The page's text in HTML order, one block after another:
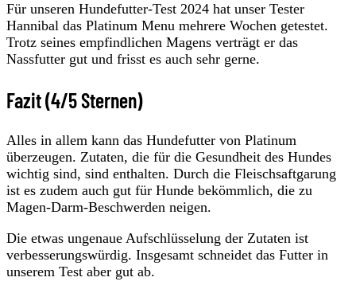
Für unseren Hundefutter-Test 2024 hat unser Tester
Hannibal das Platinum Menu mehrere Wochen getestet.
Trotz seines empfindlichen Magens verträgt er das
Nassfutter gut und frisst es auch sehr gerne.
Fazit (4/5 Sternen)
Alles in allem kann das Hundefutter von Platinum
überzeugen. Zutaten, die für die Gesundheit des Hundes
wichtig sind, sind enthalten. Durch die Fleischsaftgarung
ist es zudem auch gut für Hunde bekömmlich, die zu
Magen-Darm-Beschwerden neigen.
Die etwas ungenaue Aufschlüsselung der Zutaten ist
verbesserungswürdig. Insgesamt schneidet das Futter in
unserem Test aber gut ab.